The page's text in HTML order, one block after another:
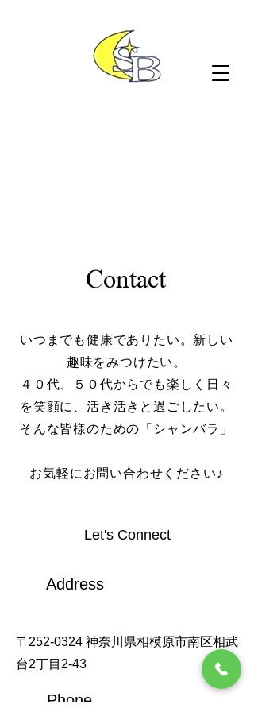
Contact
いつまでも健康でありたい。新しい
趣味をみつけたい。
４０代、５０代からでも楽しく日々
を笑顔に、活き活きと過ごしたい。
そんな皆様のための「シャンバラ」
​お気軽にお問い合わせください♪
Let's Connect
Address
〒252-0324 神奈川県相模原市南区相武
台2丁目2-43
Phone